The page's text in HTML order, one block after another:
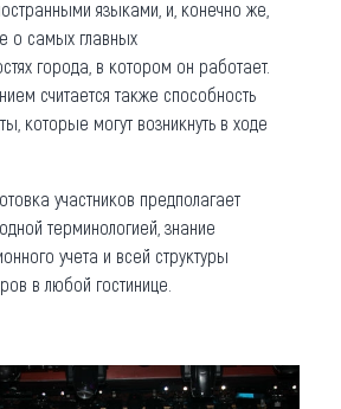
языками, и, конечно же,
о самых главных
города, в котором он работает.
считается также способность
которые могут возникнуть в ходе
участников предполагает
терминологией, знание
учета и всей структуры
в любой гостинице.